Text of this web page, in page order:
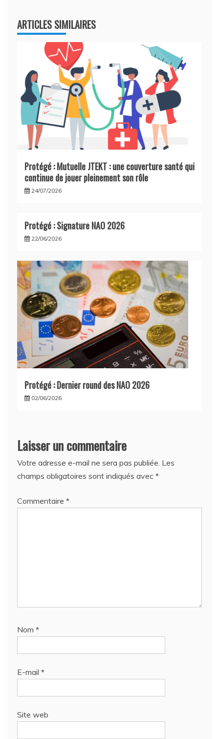
ARTICLES SIMILAIRES
Protégé : Mutuelle JTEKT : une couverture santé qui
continue de jouer pleinement son rôle
24/07/2026
Protégé : Signature NAO 2026
22/06/2026
Protégé : Dernier round des NAO 2026
02/06/2026
Laisser un commentaire
Votre adresse e-mail ne sera pas publiée. Les
champs obligatoires sont indiqués avec *
Commentaire *
Nom *
E-mail *
Site web